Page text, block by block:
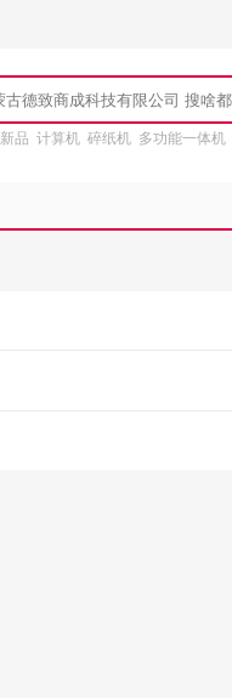
新品 计算机 碎纸机 多功能一体机